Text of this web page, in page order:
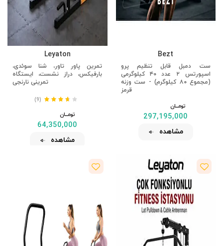
Bezt
ست دمبل قابل تنظیم پرو
اسپورتس ۲ عدد ۴۰ کیلوگرمی
(مجموع ۸۰ کیلوگرم) - ست وزنه
قرمز
تومــــــان
297,195,000
مشاهده
Leyaton
تمرین پاور تاور، شنا سوئدی،
بارفیکس، دراز نشست، ایستگاه
تمرینی نارنجی
(9)
تومــــــان
64,350,000
مشاهده